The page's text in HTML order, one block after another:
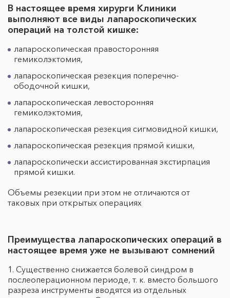
В настоящее время хирурги Клиники
выполняют все виды лапароскопических
операций на толстой кишке:
лапароскопическая правосторонняя
гемиколэктомия,
лапароскопическая резекция поперечно-
ободочной кишки,
лапароскопическая левосторонняя
гемиколэктомия,
лапароскопическая резекция сигмовидной кишки,
лапароскопическая резекция прямой кишки,
лапароскопически ассистированная экстирпация
прямой кишки.
Объемы резекции при этом не отличаются от
таковых при открытых операциях
Преимущества лапароскопических операций в
настоящее время уже не вызывают сомнений
Существенно снижается болевой синдром в
послеоперационном периоде, т. к. вместо большого
разреза инструменты вводятся из отдельных